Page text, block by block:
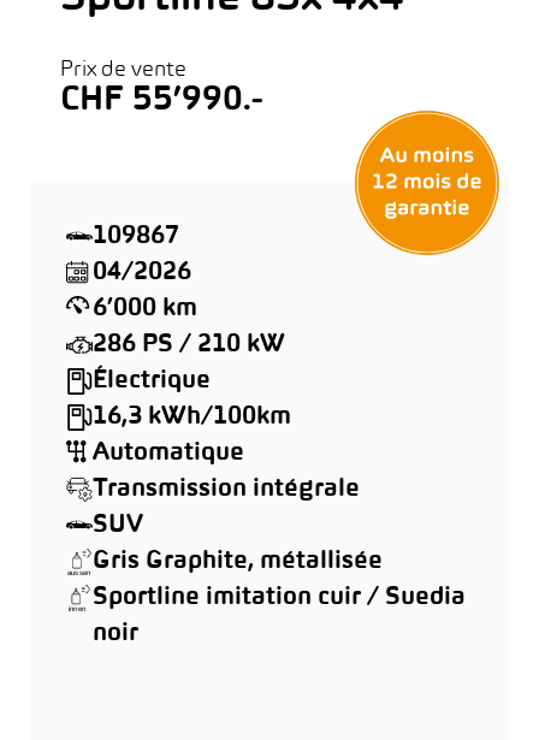
Prix de vente
CHF 55’990.-
109867
04/2026
6’000 km
286 PS / 210 kW
Électrique
16,3 kWh/100km
Automatique
Transmission intégrale
SUV
Gris Graphite, métallisée
Sportline imitation cuir / Suedia
noir